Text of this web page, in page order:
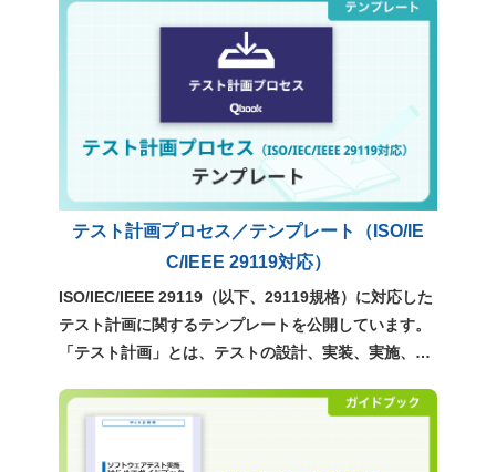
のです。テスト効率化や品質向上を検討する際に、現
在利用可能な選択肢を俯瞰し、自社に適したサービス
やツールを検討するための参考資料としてご利用くだ
テスト計画プロセス／テンプレート（ISO/IE
C/IEEE 29119対応）
ISO/IEC/IEEE 29119（以下、29119規格）に対応した
テスト計画に関するテンプレートを公開しています。
「テスト計画」とは、テストの設計、実装、実施、管
す。ぜひ、実務での計画立案にご活用ください。 >
（29119規格対応）